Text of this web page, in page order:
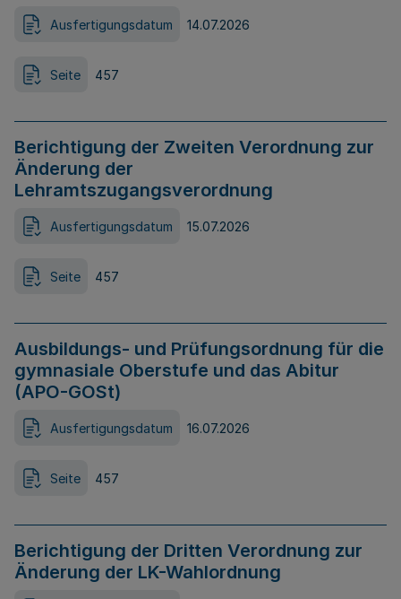
Ausfertigungsdatum 14.07.2026
Seite 457
Berichtigung der Zweiten Verordnung zur
Änderung der
Lehramtszugangsverordnung
Ausfertigungsdatum 15.07.2026
Seite 457
Ausbildungs- und Prüfungsordnung für die
gymnasiale Oberstufe und das Abitur
(APO-GOSt)
Ausfertigungsdatum 16.07.2026
Seite 457
Berichtigung der Dritten Verordnung zur
Änderung der LK-Wahlordnung